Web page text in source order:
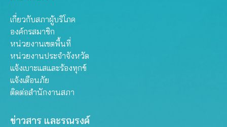
เกี่ยวกับสภาผู้บริโภค
องค์กรสมาชิก
หน่วยงานเขตพื้นที่
หน่วยงานประจำจังหวัด
แจ้งเบาะแสและร้องทุกข์
แจ้งเตือนภัย
ติดต่อสำนักงานสภา
ข่าวสาร และรณรงค์